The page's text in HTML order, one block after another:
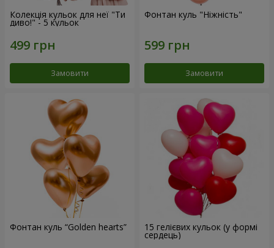
Колекція кульок для неї "Ти
диво!" - 5 кульок
Замовити
Фонтан куль "Ніжність"
Замовити
Фонтан куль “Golden hearts” 15 гелієвих кульок (у формі
сердець)